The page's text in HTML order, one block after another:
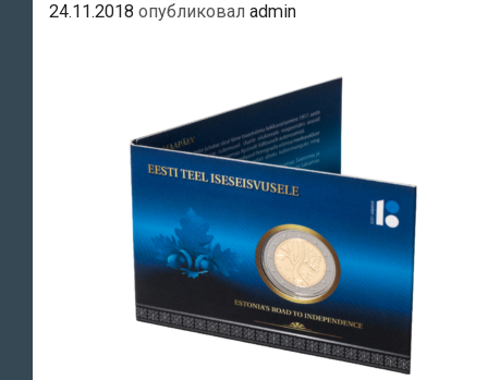
24.11.2018 опубликовал admin